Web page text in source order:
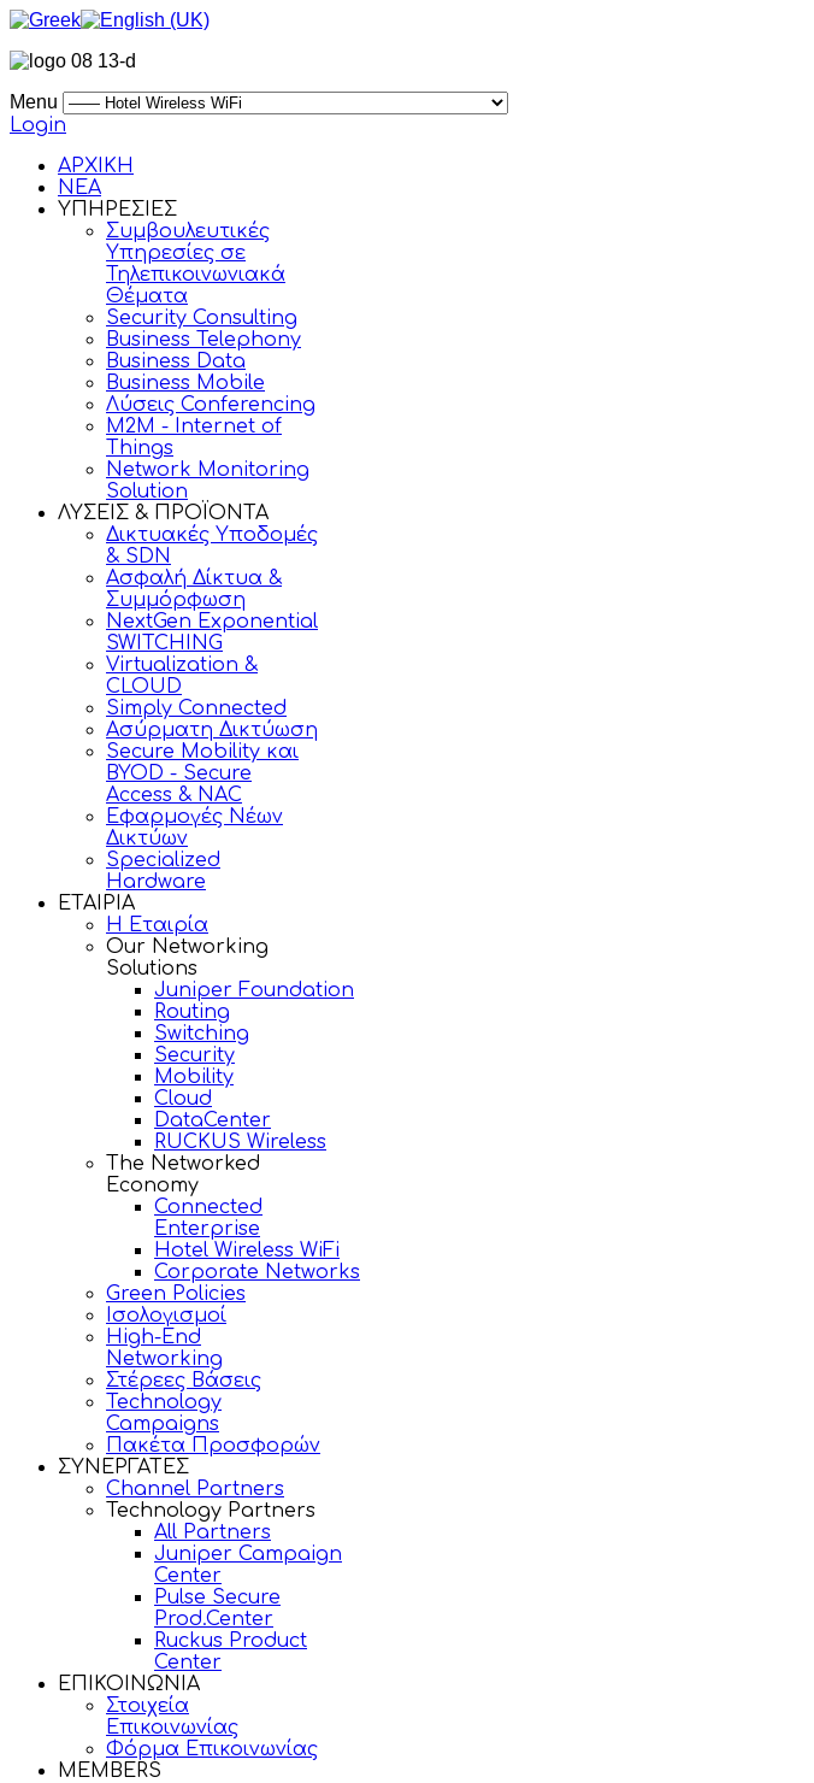
Menu
Login
ΑΡΧΙΚΗ
ΝΕΑ
ΥΠΗΡΕΣΙΕΣ
Συμβουλευτικές
Υπηρεσίες σε
Τηλεπικοινωνιακά
Θέματα
Security Consulting
Business Telephony
Business Data
Business Mobile
Λύσεις Conferencing
M2M - Internet of
Things
Network Monitoring
Solution
ΛΥΣΕΙΣ & ΠΡΟΪΟΝΤΑ
Δικτυακές Υποδομές
& SDN
Ασφαλή Δίκτυα &
Συμμόρφωση
NextGen Exponential
SWITCHING
Virtualization &
CLOUD
Simply Connected
Ασύρματη Δικτύωση
Secure Mobility και
BYOD - Secure
Access & NAC
Εφαρμογές Νέων
Δικτύων
Specialized
Hardware
ΕΤΑΙΡΙΑ
Η Εταιρία
Our Networking
Solutions
Juniper Foundation
Routing
Switching
Security
Mobility
Cloud
DataCenter
RUCKUS Wireless
The Networked
Economy
Connected
Enterprise
Hotel Wireless WiFi
Corporate Networks
Green Policies
Ισολογισμοί
High-End
Networking
Στέρεες Βάσεις
Technology
Campaigns
Πακέτα Προσφορών
ΣΥΝΕΡΓΑΤΕΣ
Channel Partners
Technology Partners
All Partners
Juniper Campaign
Center
Pulse Secure
Prod.Center
Ruckus Product
Center
ΕΠΙΚΟΙΝΩΝΙΑ
Στοιχεία
Επικοινωνίας
Φόρμα Επικοινωνίας
MEMBERS